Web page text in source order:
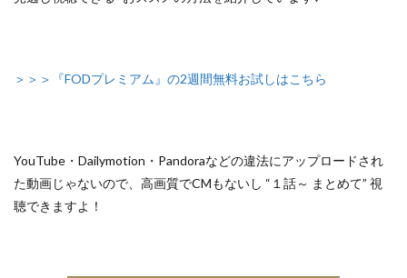
＞＞＞『FODプレミアム』の2週間無料お試しはこちら
YouTube・Dailymotion・Pandoraなどの違法にアップロードされ
た動画じゃないので 、高画質でCMもないし “１話～ まとめて” 視
聴できますよ！